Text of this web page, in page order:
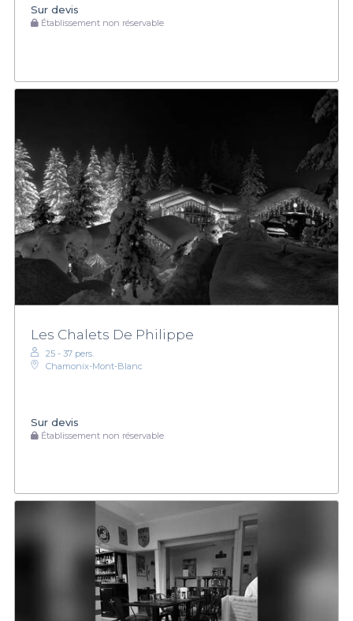
Sur devis
Établissement non réservable
Les Chalets De Philippe
25 - 37 pers.
Chamonix-Mont-Blanc
Sur devis
Établissement non réservable